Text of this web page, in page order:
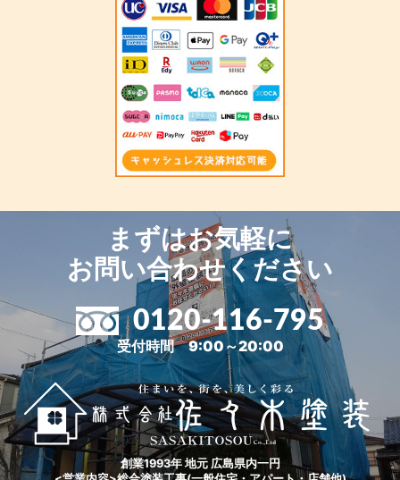
まずはお気軽に
お問い合わせください
0120-116-795
受付時間 9:00～20:00
創業1993年 地元 広島県内一円